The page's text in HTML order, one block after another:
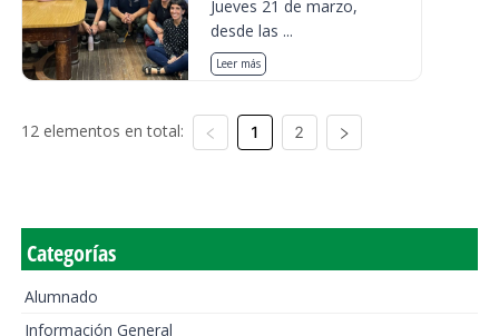
Jueves 21 de marzo,
desde las ...
Leer más
12 elementos en total: 1 2
Categorías
Alumnado
Información General